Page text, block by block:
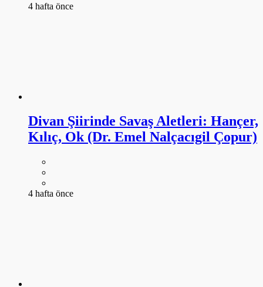
4 hafta önce
Divan Şiirinde Savaş Aletleri: Hançer,
Kılıç, Ok (Dr. Emel Nalçacıgil Çopur)
4 hafta önce